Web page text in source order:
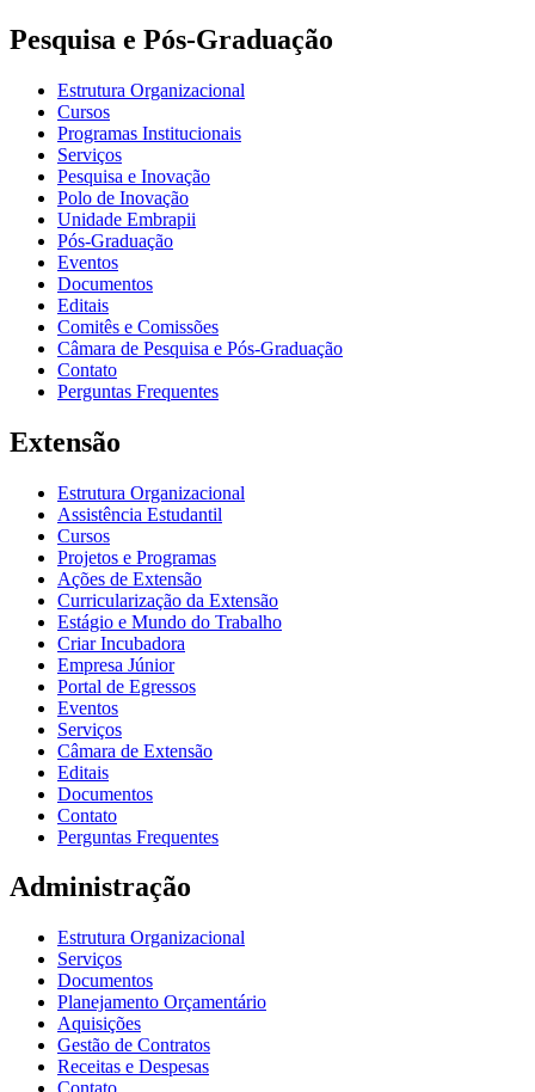
Pesquisa e Pós-Graduação
Estrutura Organizacional
Cursos
Programas Institucionais
Serviços
Pesquisa e Inovação
Polo de Inovação
Unidade Embrapii
Pós-Graduação
Eventos
Documentos
Editais
Comitês e Comissões
Câmara de Pesquisa e Pós-Graduação
Contato
Perguntas Frequentes
Extensão
Estrutura Organizacional
Assistência Estudantil
Cursos
Projetos e Programas
Ações de Extensão
Curricularização da Extensão
Estágio e Mundo do Trabalho
Criar Incubadora
Empresa Júnior
Portal de Egressos
Eventos
Serviços
Câmara de Extensão
Editais
Documentos
Contato
Perguntas Frequentes
Administração
Estrutura Organizacional
Serviços
Documentos
Planejamento Orçamentário
Aquisições
Gestão de Contratos
Receitas e Despesas